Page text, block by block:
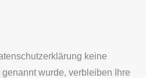
keine
wurde, verbleiben Ihre